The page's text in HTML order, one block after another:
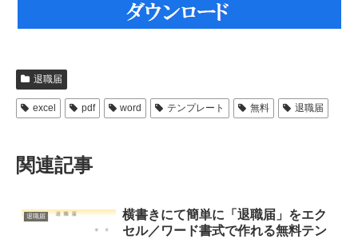
退職届
excel pdf word テンプレート 無料 退職届
関連記事
退職届
横書きにて簡単に「退職届」をエク
セル／ワード書式で作れる無料テン